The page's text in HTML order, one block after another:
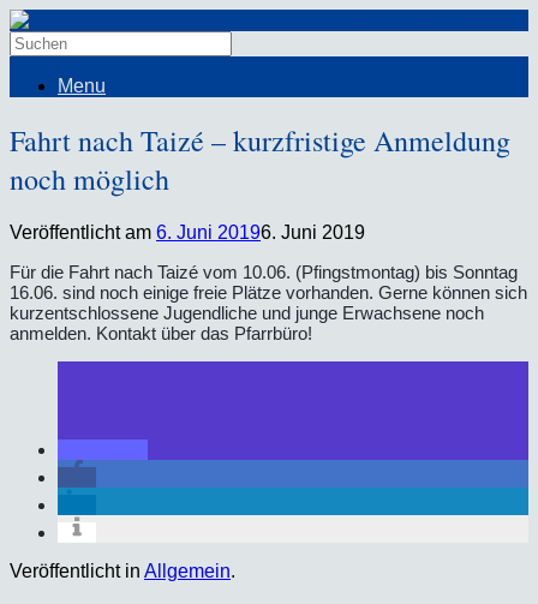
Menu
Fahrt nach Taizé – kurzfristige Anmeldung
noch möglich
Veröffentlicht am 6. Juni 20196. Juni 2019
Für die Fahrt nach Taizé vom 10.06. (Pfingstmontag) bis Sonntag
16.06. sind noch einige freie Plätze vorhanden. Gerne können sich
kurzentschlossene Jugendliche und junge Erwachsene noch
anmelden. Kontakt über das Pfarrbüro!
Veröffentlicht in Allgemein.